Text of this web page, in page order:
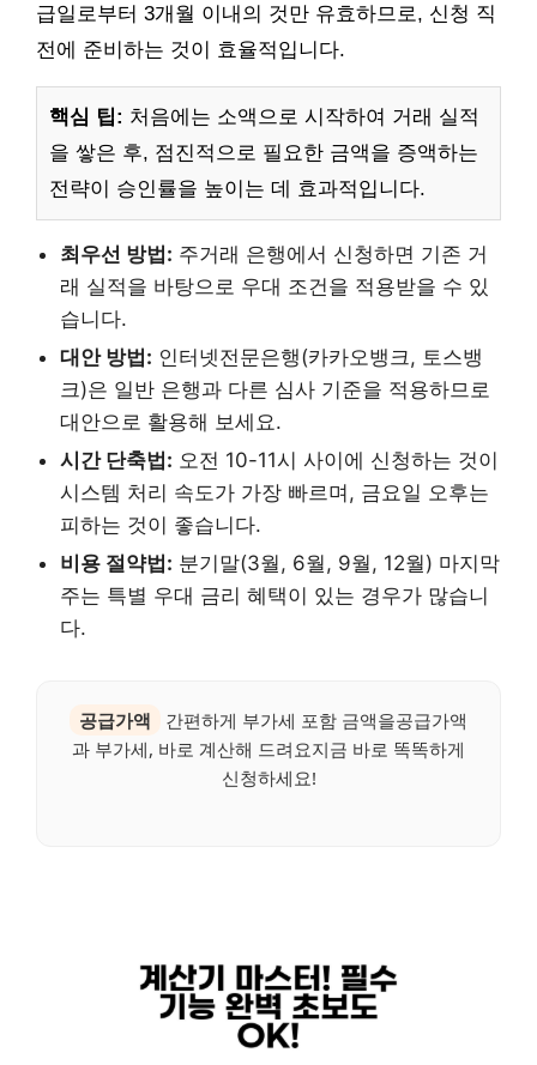
급일로부터 3개월 이내의 것만 유효하므로, 신청 직
전에 준비하는 것이 효율적입니다.
핵심 팁: 처음에는 소액으로 시작하여 거래 실적
을 쌓은 후, 점진적으로 필요한 금액을 증액하는
전략이 승인률을 높이는 데 효과적입니다.
최우선 방법: 주거래 은행에서 신청하면 기존 거
래 실적을 바탕으로 우대 조건을 적용받을 수 있
습니다.
대안 방법: 인터넷전문은행(카카오뱅크, 토스뱅
크)은 일반 은행과 다른 심사 기준을 적용하므로
대안으로 활용해 보세요.
시간 단축법: 오전 10-11시 사이에 신청하는 것이
시스템 처리 속도가 가장 빠르며, 금요일 오후는
피하는 것이 좋습니다.
비용 절약법: 분기말(3월, 6월, 9월, 12월) 마지막
주는 특별 우대 금리 혜택이 있는 경우가 많습니
다.
공급가액
간편하게 부가세 포함 금액을공급가액
과 부가세, 바로 계산해 드려요지금 바로 똑똑하게
신청하세요!